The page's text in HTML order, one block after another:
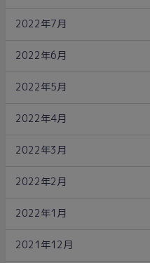
2022年7月
2022年6月
2022年5月
2022年4月
2022年3月
2022年2月
2022年1月
2021年12月